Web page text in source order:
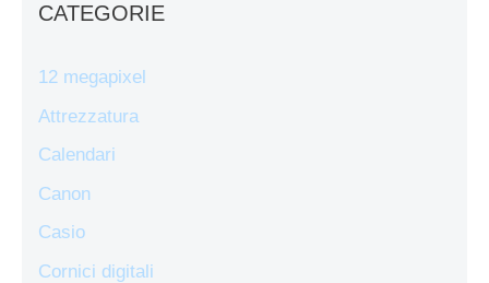
CATEGORIE
12 megapixel
Attrezzatura
Calendari
Canon
Casio
Cornici digitali